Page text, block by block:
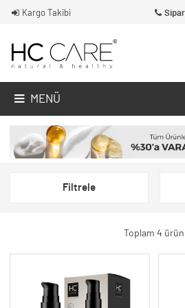
Kargo Takibi
MENÜ
Filtrele
Toplam 4 ürün